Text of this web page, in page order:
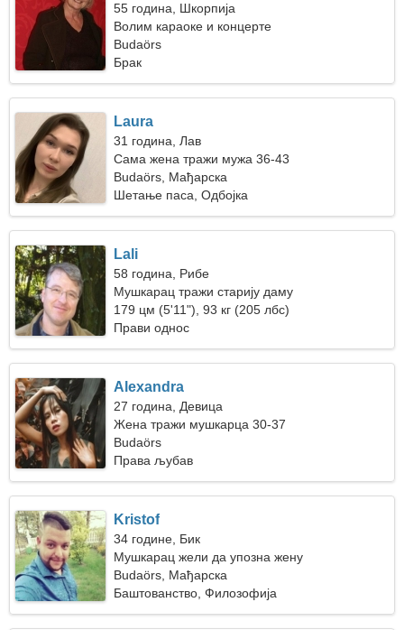
55 година, Шкорпија
Волим караоке и концерте
Budaörs
Брак
Laura
31 година, Лав
Сама жена тражи мужа 36-43
Budaörs, Мађарска
Шетање паса, Одбојка
Lali
58 година, Рибе
Мушкарац тражи старију даму
179 цм (5'11"), 93 кг (205 лбс)
Прави однос
Alexandra
27 година, Девица
Жена тражи мушкарца 30-37
Budaörs
Права љубав
Kristof
34 године, Бик
Мушкарац жели да упозна жену
Budaörs, Мађарска
Баштованство, Филозофија